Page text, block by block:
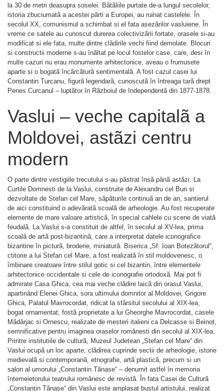
la 30 de metri deasupra soselei. Bãtãliile purtate de-a lungul secolelor,
istoria zbuciumatã a acestei pãrti a Europei, au ruinat castelele. În
secolul XX, comunismul a schimbat si el fata asezãrilor vasluiene. În
vreme ce satele au cunoscut durerea colectivizãrii fortate, orasele si-au
modificat si ele fata, multe dintre clãdirile vechi fiind demolate. Blocuri
si constructii moderne s-au înãltat pe locul fostelor case, care, desi în
multe cazuri nu erau monumente arhitectonice, aveau o frumusete
aparte si o bogatã încãrcãturã sentimentalã. A fost cazul casei lui
Constantin Turcanu, figurã legendarã, cunoscutã în întreaga tarã drept
Penes Curcanul – luptãtor în Rãzboiul de Independentã din 1877-1878.
Vaslui – veche capitalã a
Moldovei, astãzi centru
modern
O parte dintre vestigiile trecutului s-au pãstrat însã pânã astãzi. La
Curtile Domnesti de la Vaslui, construite de Alexandru cel Bun si
dezvoltate de Stefan cel Mare, sãpãturile continuã an de an, santierul
de aici constituind o adevãratã scoalã de arheologie. Au fost recuperate
elemente de mare valoare artisticã, în special cahlele cu scene de viatã
feudalã. La Vaslui s-a constituit de altfel, în secolul al XV-lea, prima
scoalã de artã post-bizantinã, care a interpretat datele iconografice
bizantine în picturã, broderie, miniaturã. Biserica „Sf. Ioan Botezãtorul“,
ctitorie a lui Stefan cel Mare, a fost realizatã în stil moldovenesc, o
îmbinare creatoare între stilul gotic si cel bizantin, între elementele
arhitectonice occidentale si cele de iconografie ortodoxã. Mai pot fi
admirate Casa Ghica, cea mai veche clãdire laicã din orasul Vaslui,
apartinând Elenei Ghica, sora ultimului domnitor al Moldovei, Grigore
Ghica, Palatul Mavrocordat, ridicat la sfârsitul secolului al XIX-lea,
bogat ornamentat, fostã proprietate a lui Gheorghe Mavrocordat, casele
Mãdârjac si Ornescu, realizate de mesteri italieni ca Delcasse si Beinot,
semnificative pentru imaginea oraselor românesti din secolul al XIX-lea.
Printre institutiile de culturã, Muzeul Judetean „Stefan cel Mare“ din
Vaslui ocupã un loc aparte; clãdirea cuprinde sectii de arheologie, istorie
medievalã si contemporanã, etnografie, artã plasticã, precum si un
salon al umorului „Constantin Tãnase“ – denumit astfel în memoria
întemeietorului teatrului românesc de revistã. În fata Casei de Culturã
„Constantin Tãnase“ din Vaslui este amplasat bustul artistului, realizat